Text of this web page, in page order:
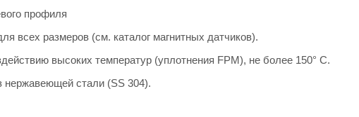
профиля
всех размеров (см. каталог магнитных датчиков).
высоких температур (уплотнения FPM), не более 150° C.
нержавеющей стали (SS 304).